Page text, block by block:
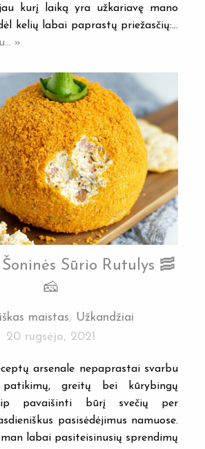
kurį laiką yra užkariavę mano
kelių labai paprastų priežasčių:…
»
Sūrio Rutulys 🥓
🧀
maistas, Užkandžiai
20 rugsėjo, 2021
arsenale nepaprastai svarbu
greitų bei kūrybingų
pavaišinti būrį svečių per
pasisėdėjimus namuose.
labai pasiteisinusių sprendimų